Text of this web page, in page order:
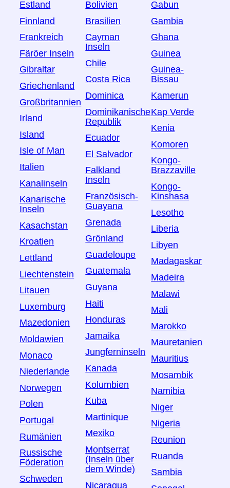
Estland
Finnland
Frankreich
Färöer Inseln
Gibraltar
Griechenland
Großbritannien
Irland
Island
Isle of Man
Italien
Kanalinseln
Kanarische
Inseln
Kasachstan
Kroatien
Lettland
Liechtenstein
Litauen
Luxemburg
Mazedonien
Moldawien
Monaco
Niederlande
Norwegen
Polen
Portugal
Rumänien
Russische
Föderation
Schweden
Bolivien
Brasilien
Cayman
Inseln
Chile
Costa Rica
Dominica
Dominikanische
Republik
Ecuador
El Salvador
Falkland
Inseln
Französisch-
Guayana
Grenada
Grönland
Guadeloupe
Guatemala
Guyana
Haiti
Honduras
Jamaika
Jungferninseln
Kanada
Kolumbien
Kuba
Martinique
Mexiko
Montserrat
(Inseln über
dem Winde)
Nicaragua
Gabun
Gambia
Ghana
Guinea
Guinea-
Bissau
Kamerun
Kap Verde
Kenia
Komoren
Kongo-
Brazzaville
Kongo-
Kinshasa
Lesotho
Liberia
Libyen
Madagaskar
Madeira
Malawi
Mali
Marokko
Mauretanien
Mauritius
Mosambik
Namibia
Niger
Nigeria
Reunion
Ruanda
Sambia